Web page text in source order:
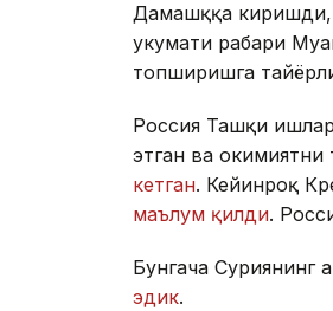
Дамашққа киришди,
ҳукумати раҳбари
топширишга
Россия Ташқи
этган ва
кетган. Кейинроқ
маълум қилди.
Бунгача Суриянинг
эдик.